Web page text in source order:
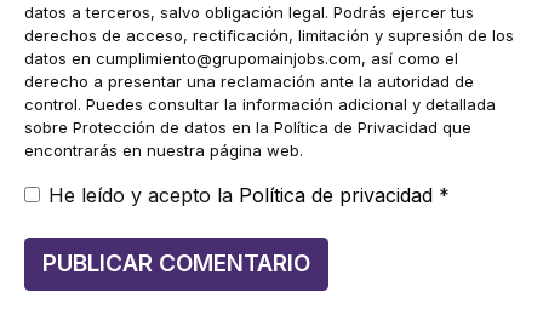
datos a terceros, salvo obligación legal. Podrás ejercer tus
derechos de acceso, rectificación, limitación y supresión de los
datos en cumplimiento@grupomainjobs.com, así como el
derecho a presentar una reclamación ante la autoridad de
control. Puedes consultar la información adicional y detallada
sobre Protección de datos en la Política de Privacidad que
encontrarás en nuestra página web.
He leído y acepto la Política de privacidad *